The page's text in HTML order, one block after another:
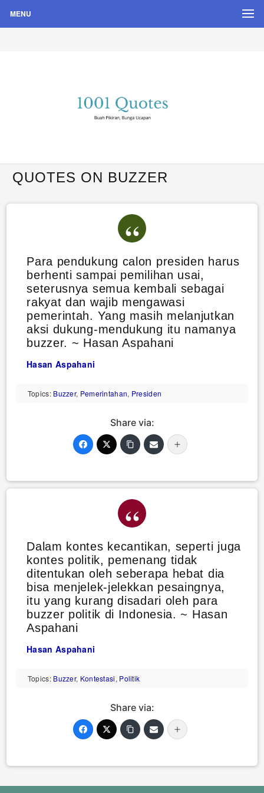
MENU
Quote Hari Puisi
QUOTES ON BUZZER
Para pendukung calon presiden harus
berhenti sampai pemilihan usai,
seterusnya semua kembali sebagai
rakyat dan wajib mengawasi
pemerintah. Yang masih melanjutkan
aksi dukung-mendukung itu namanya
buzzer. ~ Hasan Aspahani
Hasan Aspahani
Topics: Buzzer, Pemerintahan, Presiden
Share via:
Dalam kontes kecantikan, seperti juga
kontes politik, pemenang tidak
ditentukan oleh seberapa hebat dia
bisa menjelek-jelekkan pesaingnya,
itu yang kurang disadari oleh para
buzzer politik di Indonesia. ~ Hasan
Aspahani
Hasan Aspahani
Topics: Buzzer, Kontestasi, Politik
Share via: